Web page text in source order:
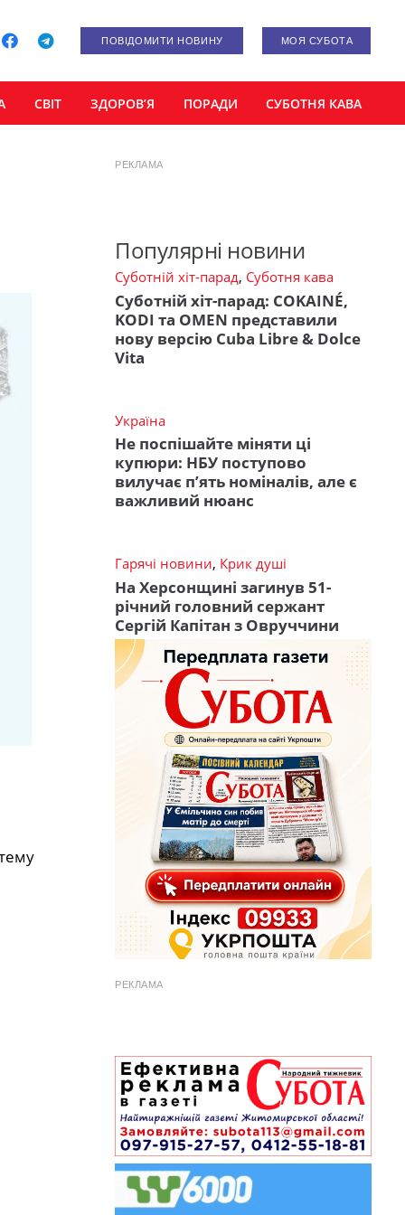
ПОВІДОМИТИ НОВИНУ МОЯ СУБОТА
СВІТ ЗДОРОВ’Я ПОРАДИ СУБОТНЯ КАВА
РЕКЛАМА
Популярні новини
Суботній хіт-парад, Суботня кава
Суботній хіт-парад: COKAINÉ,
KODI та OMEN представили
нову версію Cuba Libre & Dolce
Vita
Україна
Не поспішайте міняти ці
купюри: НБУ поступово
вилучає п’ять номіналів, але є
важливий нюанс
Гарячі новини, Крик душі
На Херсонщині загинув 51-
річний головний сержант
Сергій Капітан з Овруччини
РЕКЛАМА